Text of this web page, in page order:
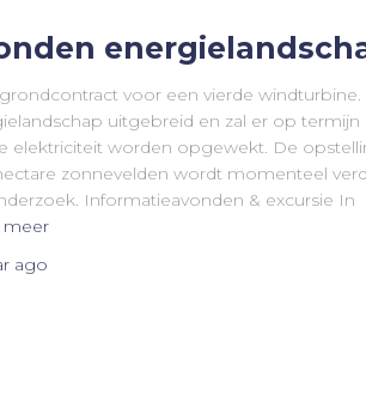
voor een vierde windturbine.
uitgebreid en zal er op termijn
elektriciteit worden opgewekt. De
zonnevelden wordt momenteel
Informatieavonden & excursie In
meer
ago